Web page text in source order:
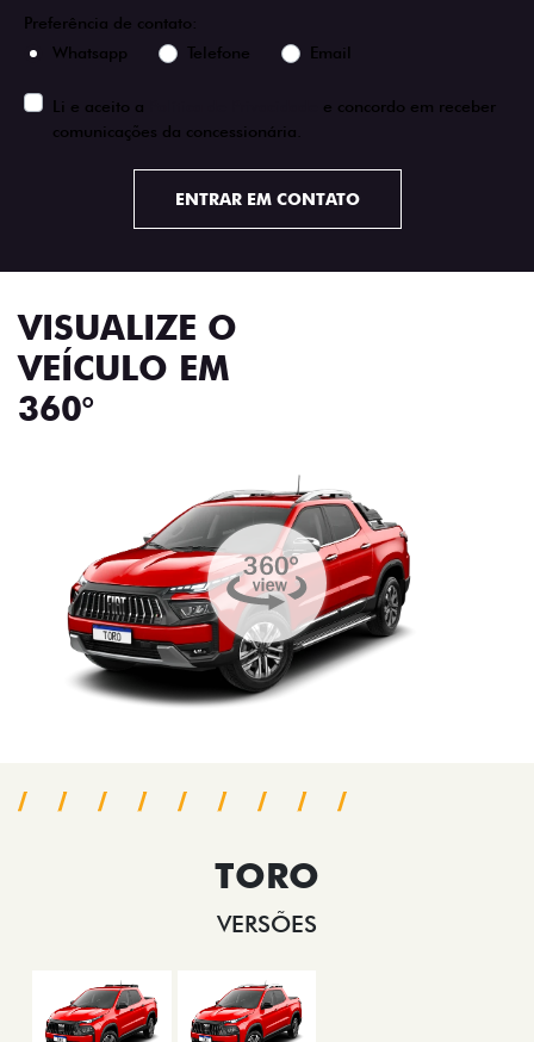
Preferência de contato:
Whatsapp
Telefone Email
Li e aceito a
e concordo em receber
comunicações da concessionária.
ENTRAR EM CONTATO
VISUALIZE O
VEÍCULO EM
360°
TORO
VERSÕES